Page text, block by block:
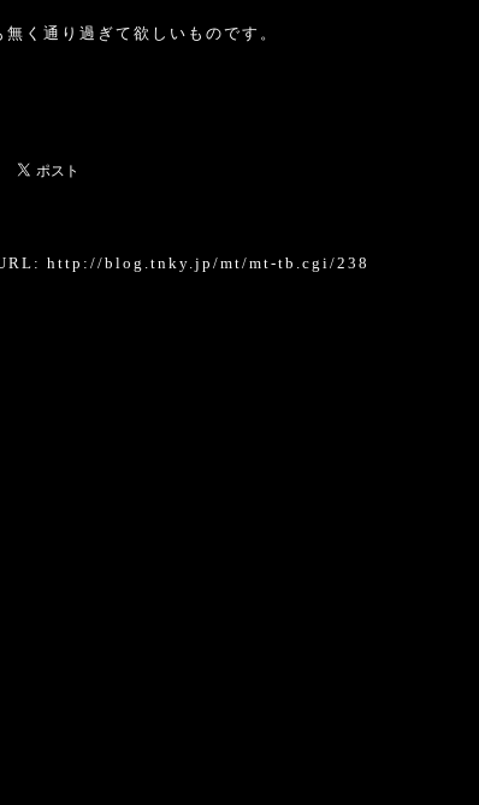
く通り過ぎて欲しいものです。
URL: http://blog.tnky.jp/mt/mt-tb.cgi/238